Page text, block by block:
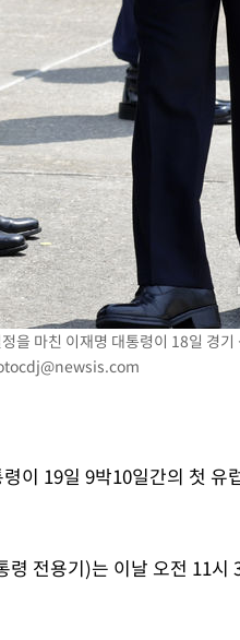
태
을 마친 이재명 대통령이 18일 경기
이 19일 9박10일간의 첫 유
전용기)는 이날 오전 11시